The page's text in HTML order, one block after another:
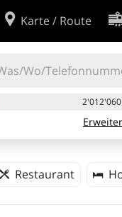
Karte / Route
2'012'060
Restaurant